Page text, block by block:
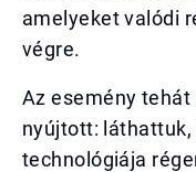
amelyeket valódi
végre.
Az esemény
nyújtott: láthattuk,
technológiája